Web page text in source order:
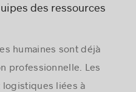
des ressources
humaines sont déjà
professionnelle. Les
liées à